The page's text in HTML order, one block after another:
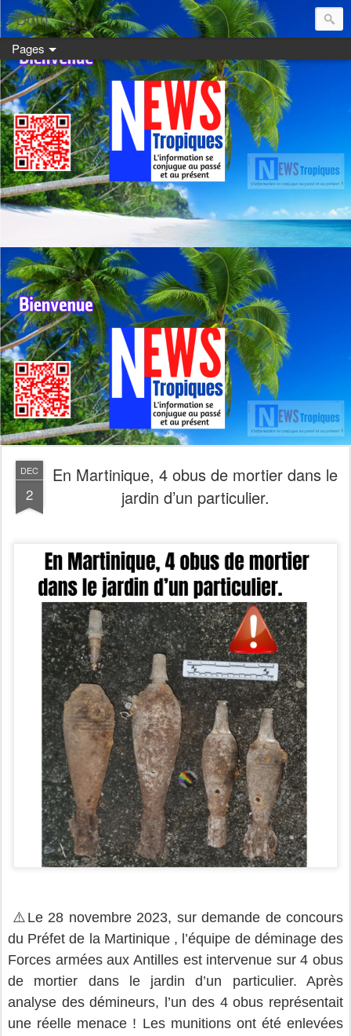
Dom:
Pages
DEC
2
En Martinique, 4 obus de mortier dans le
jardin d’un particulier.
⚠️ Le 28 novembre 2023, sur demande de concours
du Préfet de la Martinique , l’équipe de déminage des
Forces armées aux Antilles est intervenue sur 4 obus
de mortier dans le jardin d’un particulier. Après
analyse des démineurs, l’un des 4 obus représentait
une réelle menace ! Les munitions ont été enlevées